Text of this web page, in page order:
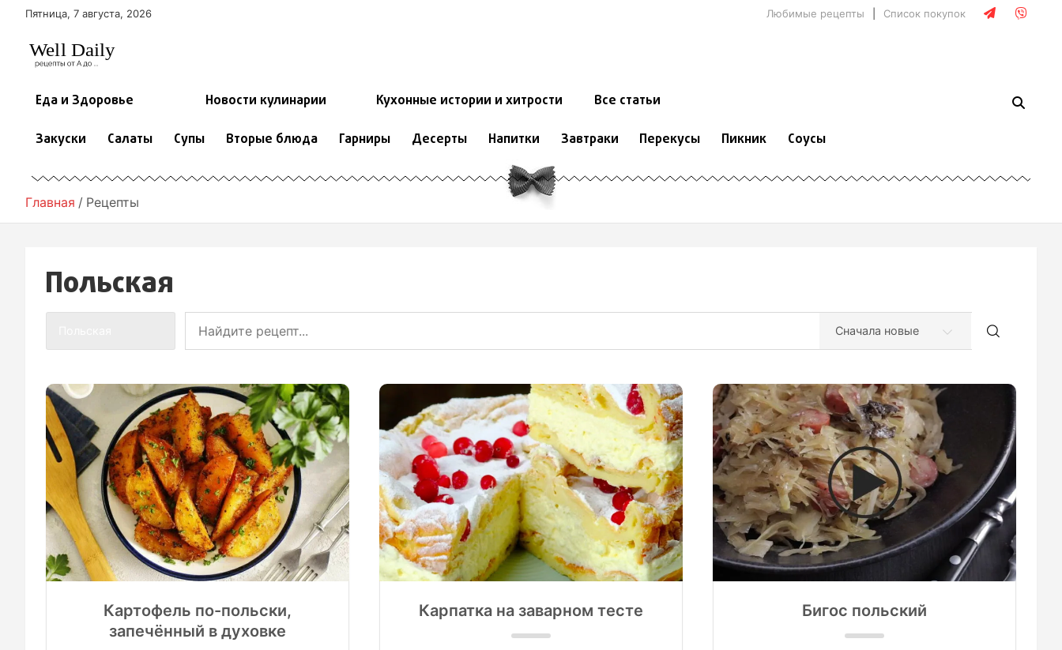
Пятница, 7 августа, 2026 Любимые рецепты Список покупок
Еда и Здоровье Новости кулинарии Кухонные истории и хитрости Все статьи
Закуски Салаты Супы Вторые блюда Гарниры Десерты Напитки Завтраки Перекусы Пикник Соусы
Главная Рецепты
Польская
Картофель по-польски,
запечённый в духовке
Карпатка на заварном тесте Бигос польский